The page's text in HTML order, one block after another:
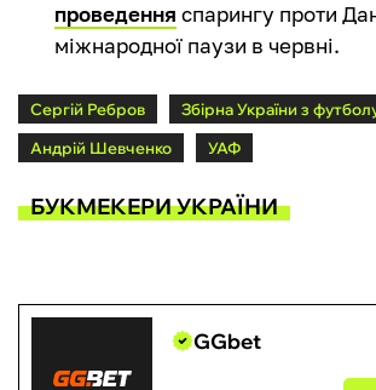
проведення спарингу проти
міжнародної паузи в червні.
Сергій Ребров
Збірна України з
Андрій Шевченко
УАФ
БУКМЕКЕРИ УКРАЇНИ
GGbet